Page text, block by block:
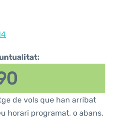
de vols que han arribat
horari programat, o abans,